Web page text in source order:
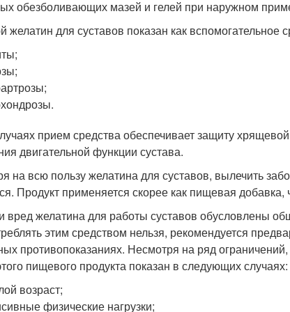
обезболивающих мазей и гелей при наружном
желатин для суставов показан как вспомогательное
прием средства обеспечивает защиту
двигательной функции сустава.
на всю пользу желатина для суставов, вылечить
Продукт применяется скорее как пищевая добавка,
вред желатина для работы суставов обусловлены
этим средством нельзя, рекомендуется
противопоказаниях. Несмотря на ряд
пищевого продукта показан в следующих случаях:
возраст;
физические нагрузки;